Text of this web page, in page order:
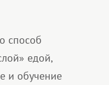
способ
едой,
и обучение